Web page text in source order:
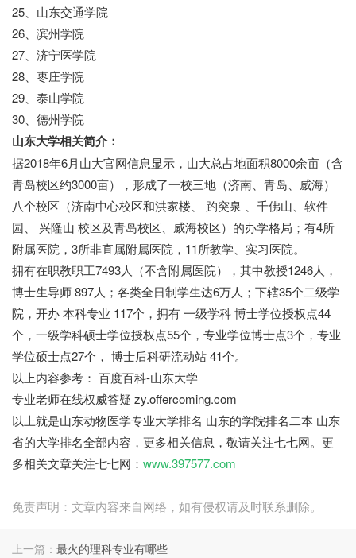
25、山东交通学院
26、滨州学院
27、济宁医学院
28、枣庄学院
29、泰山学院
30、德州学院
山东大学相关简介：
据2018年6月山大官网信息显示，山大总占地面积8000余亩（含
青岛校区约3000亩），形成了一校三地（济南、青岛、威海）
八个校区（济南中心校区和洪家楼、 趵突泉 、千佛山、软件
园、 兴隆山 校区及青岛校区、威海校区）的办学格局；有4所
附属医院，3所非直属附属医院，11所教学、实习医院。
拥有在职教职工7493人（不含附属医院），其中教授1246人，
博士生导师 897人；各类全日制学生达6万人；下辖35个二级学
院，开办 本科专业 117个，拥有 一级学科 博士学位授权点44
个，一级学科硕士学位授权点55个，专业学位博士点3个，专业
学位硕士点27个， 博士后科研流动站 41个。
以上内容参考： 百度百科-山东大学
专业老师在线权威答疑 zy.offercoming.com
以上就是山东动物医学专业大学排名 山东的学院排名二本 山东
省的大学排名全部内容，更多相关信息，敬请关注七七网。更
多相关文章关注七七网： www.397577.com
免责声明：文章内容来自网络，如有侵权请及时联系删除。
上一篇： 最火的理科专业有哪些